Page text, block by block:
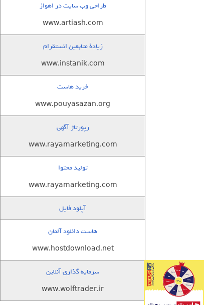
طراحی وب سایت در اهواز
www.artiash.com
زيادة متابعين انستقرام
www.instanik.com
خرید هاست
www.pouyasazan.org
رپورتاژ آگهی
www.rayamarketing.com
تولید محتوا
www.rayamarketing.com
آپلود فایل
هاست دانلود آلمان
www.hostdownload.net
سرمایه گذاری آنلاین
www.wolftrader.ir